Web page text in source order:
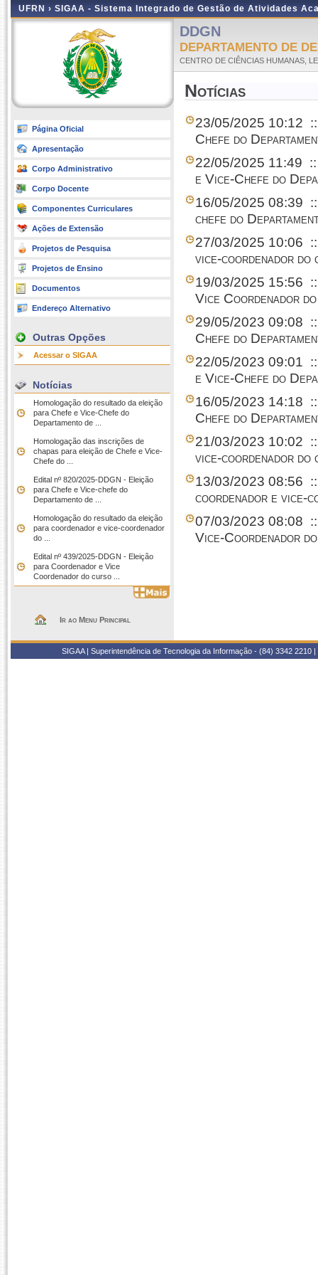
UFRN › SIGAA - Sistema Integrado de Gestão de Atividades
Página Oficial
Apresentação
Corpo Administrativo
Corpo Docente
Componentes Curriculares
Ações de Extensão
Projetos de Pesquisa
Projetos de Ensino
Documentos
Endereço Alternativo
Outras Opções
Acessar o SIGAA
Notícias
Homologação do resultado da eleição
para Chefe e Vice-Chefe do
Departamento de ...
Homologação das inscrições de
chapas para eleição de Chefe e Vice-
Chefe do ...
Edital nº 820/2025-DDGN - Eleição
para Chefe e Vice-chefe do
Departamento de ...
Homologação do resultado da eleição
para coordenador e vice-coordenador
do ...
Edital nº 439/2025-DDGN - Eleição
para Coordenador e Vice
Coordenador do curso ...
Ir ao Menu Principal
DDGN
DEPARTAMENTO DE
CENTRO DE CIÊNCIAS HUMANAS,
Notícias
23/05/2025 10:12
Chefe do
22/05/2025 11:49
e Vice-Chefe do
16/05/2025 08:39
chefe do
27/03/2025 10:06
vice-coordenador do
19/03/2025 15:56
Vice Coordenador
29/05/2023 09:08
Chefe do
22/05/2023 09:01
e Vice-Chefe do
16/05/2023 14:18
Chefe do
21/03/2023 10:02
vice-coordenador do
13/03/2023 08:56
coordenador e vice-
07/03/2023 08:08
Vice-Coordenador
SIGAA | Superintendência de Tecnologia da Informação - (84) 3342